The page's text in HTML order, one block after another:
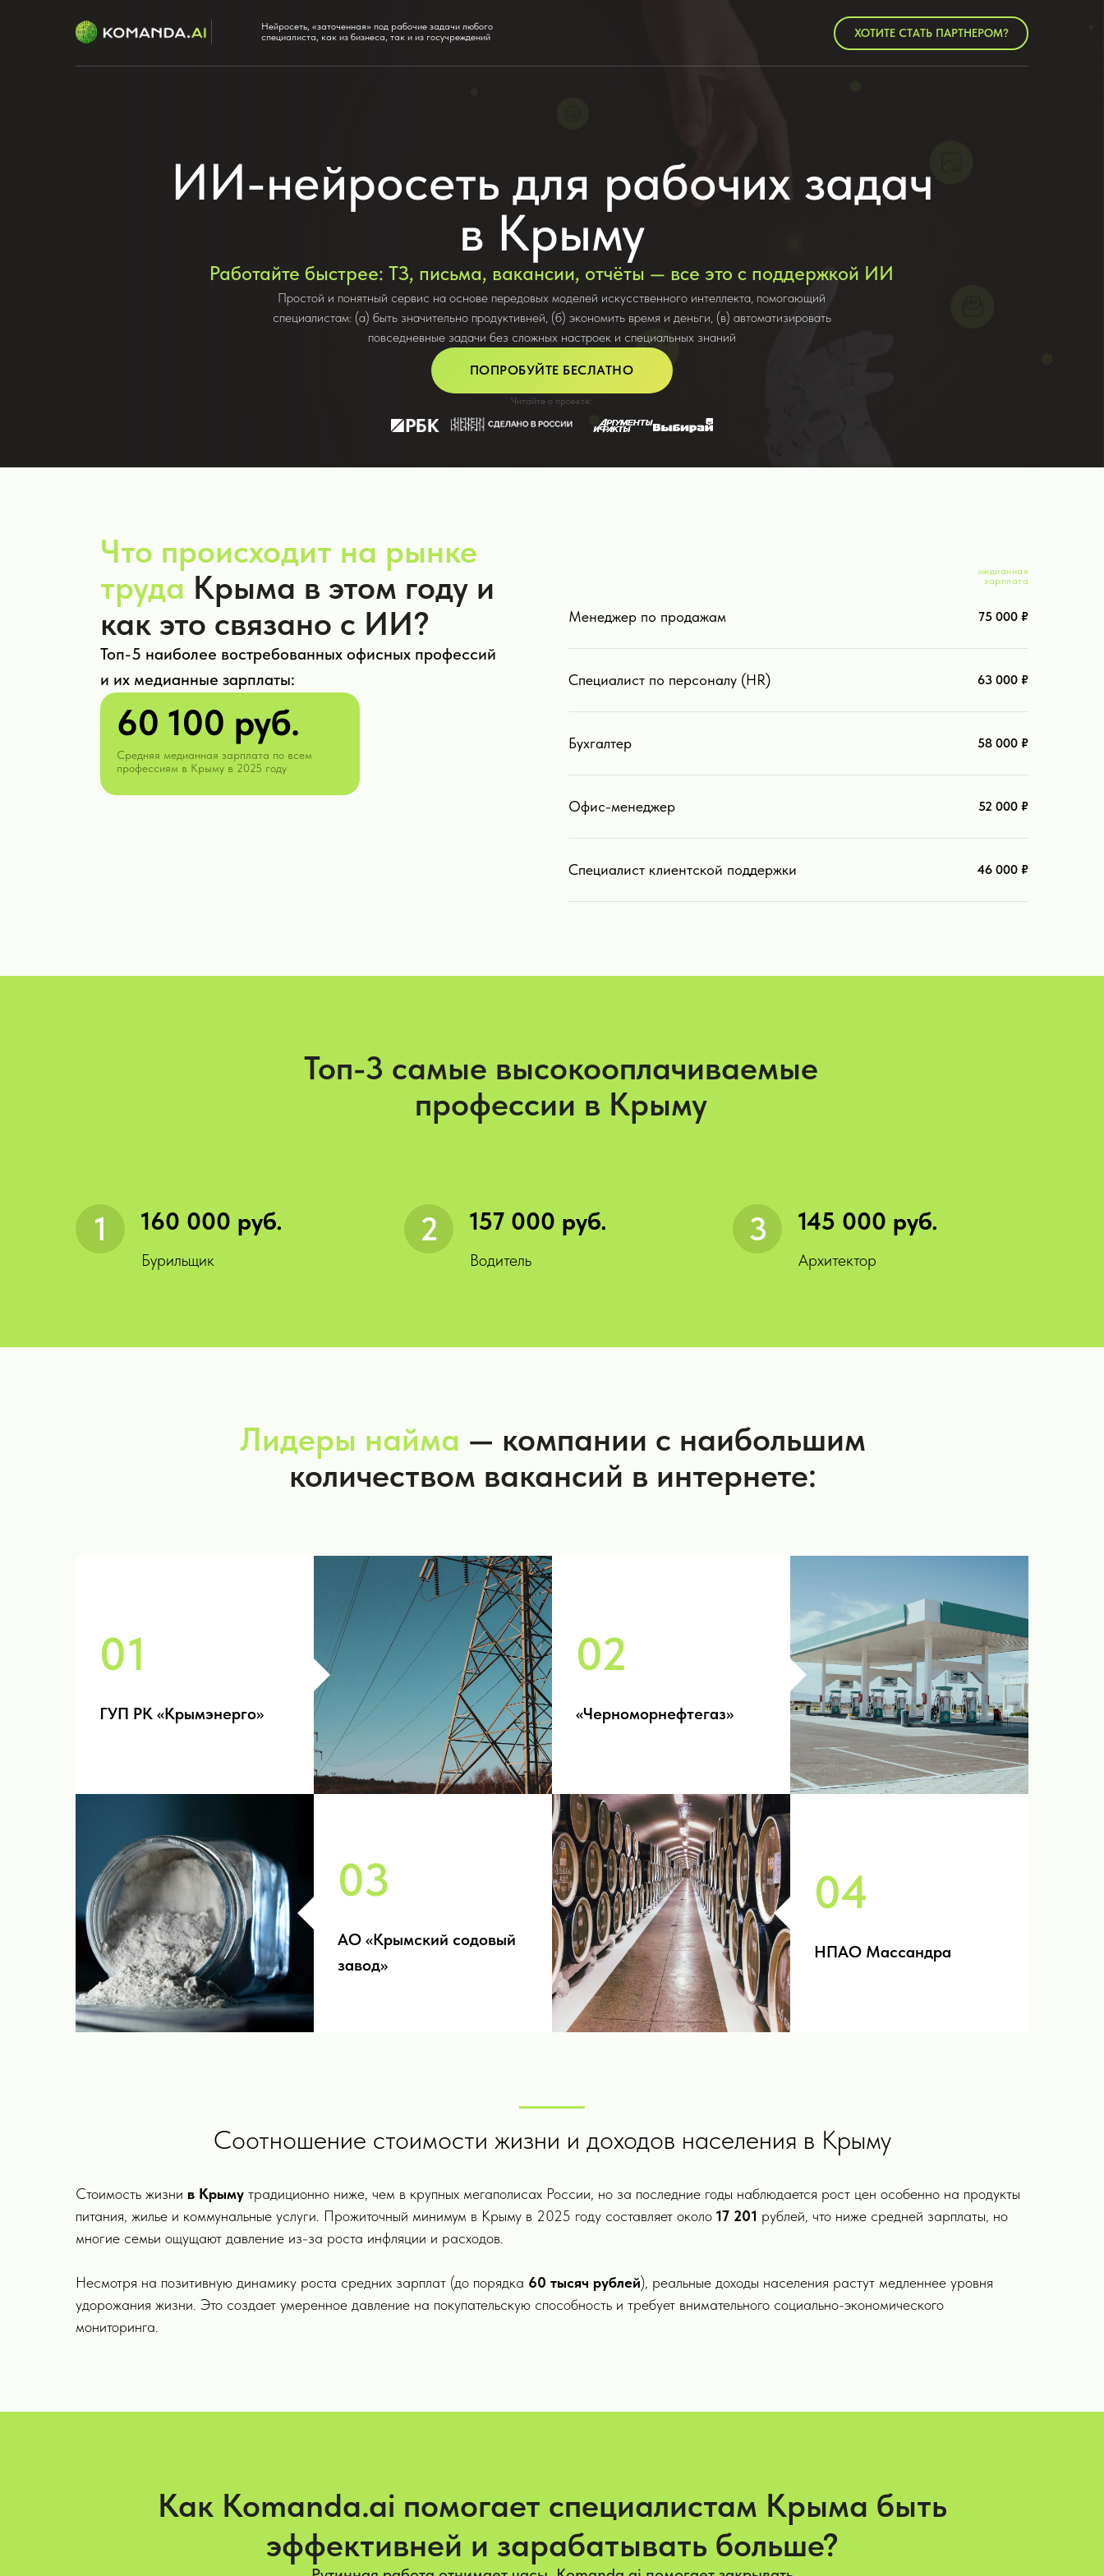
Нейросеть, «заточенная» под рабочие задачи любого
специалиста, как из бизнеса, так и из госучреждений
ИИ-нейросеть для рабочих задач
в Крыму
Работайте быстрее: ТЗ, письма, вакансии, отчёты — все это с поддержкой ИИ
Простой и понятный сервис на основе передовых моделей искусственного интеллекта, помогающий
специалистам: (а) быть значительно продуктивней, (б) экономить время и деньги, (в) автоматизировать
повседневные задачи без сложных настроек и специальных знаний
ПОПРОБУЙТЕ БЕСЛАТНО
Читайте о проекте:
ХОТИТЕ СТАТЬ ПАРТНЕРОМ?
Что происходит на рынке
труда Крыма в этом году и
как это связано с ИИ?
Топ-5 наиболее востребованных офисных профессий
и их медианные зарплаты:
60 100 руб.
Средняя медианная зарплата по всем
профессиям в Крыму в 2025 году
медианная
зарплата
Менеджер по продажам 75 000 ₽
Специалист по персоналу (HR) 63 000 ₽
Бухгалтер 58 000 ₽
Офис-менеджер 52 000 ₽
Специалист клиентской поддержки 46 000 ₽
Топ-3 самые высокооплачиваемые
профессии в Крыму
160 000 руб.
Бурильщик
157 000 руб.
Водитель
145 000 руб.
Архитектор
Лидеры найма — компании с наибольшим
количеством вакансий в интернете:
01
ГУП РК «Крымэнерго»
02
«Черноморнефтегаз»
03
АО «Крымский содовый
завод»
04
НПАО Массандра
Соотношение стоимости жизни и доходов населения в Крыму
Стоимость жизни в Крыму традиционно ниже, чем в крупных мегаполисах России, но за последние годы наблюдается рост цен особенно на продукты
питания, жилье и коммунальные услуги. Прожиточный минимум в Крыму в 2025 году составляет около 17 201 рублей, что ниже средней зарплаты, но
многие семьи ощущают давление из-за роста инфляции и расходов.
Несмотря на позитивную динамику роста средних зарплат (до порядка 60 тысяч рублей), реальные доходы населения растут медленнее уровня
удорожания жизни. Это создает умеренное давление на покупательскую способность и требует внимательного социально-экономического
мониторинга.
Как Komanda.ai помогает специалистам Крыма быть
эффективней и зарабатывать больше?